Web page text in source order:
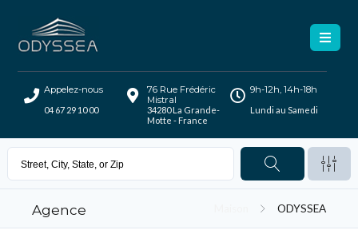
Appelez-nous
04 67 29 10 00
76 Rue Frédéric
Mistral
34280 La Grande-
Motte - France
9h-12h, 14h-18h
Lundi au Samedi
Agence ODYSSEA